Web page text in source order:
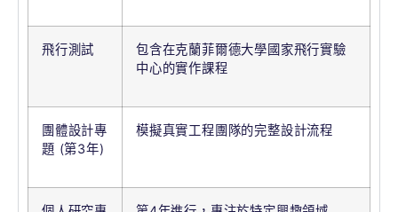
飛行測試
包含在克蘭菲爾德大學國家飛行實驗
中心的實作課程
團體設計專
題 (第3年)
模擬真實工程團隊的完整設計流程